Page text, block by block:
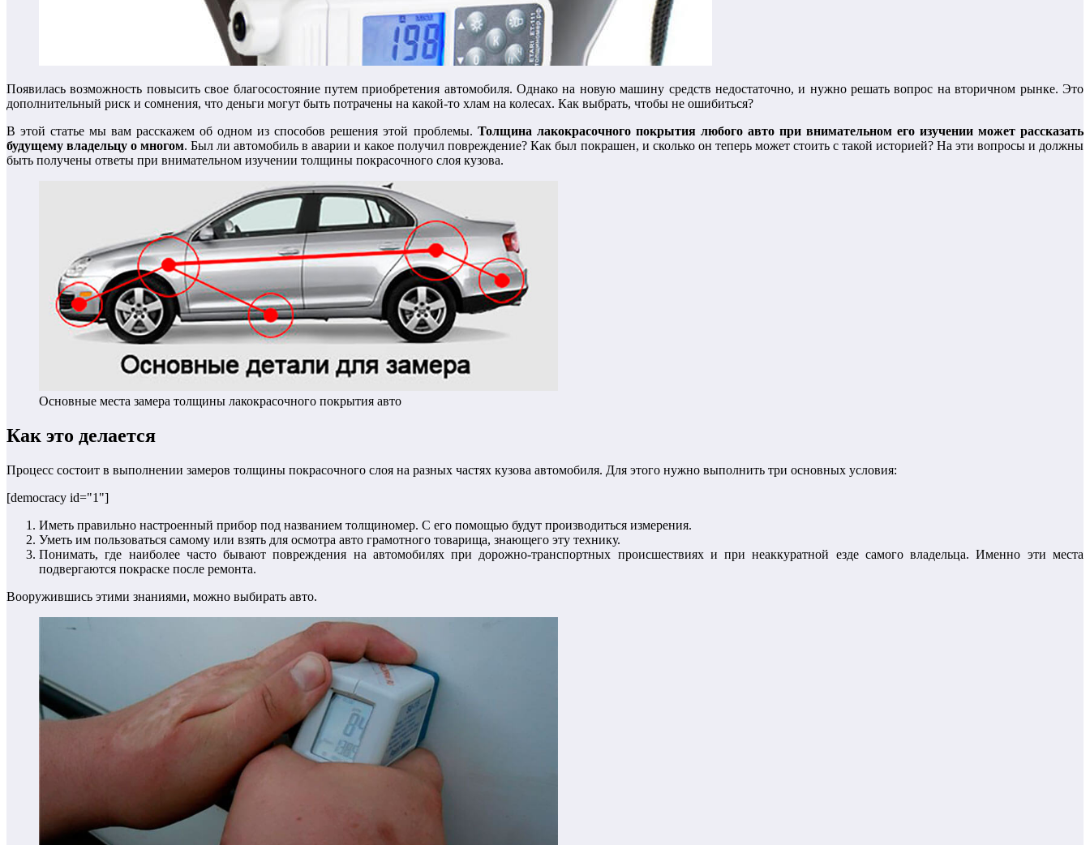
Появилась возможность повысить свое благосостояние путем приобретения автомобиля. Однако на новую машину средств недостаточно, и нужно решать вопрос на вторичном рынке. Это
дополнительный риск и сомнения, что деньги могут быть потрачены на какой-то хлам на колесах. Как выбрать, чтобы не ошибиться?
В этой статье мы вам расскажем об одном из способов решения этой проблемы. Толщина лакокрасочного покрытия любого авто при внимательном его изучении может рассказать
будущему владельцу о многом. Был ли автомобиль в аварии и какое получил повреждение? Как был покрашен, и сколько он теперь может стоить с такой историей? На эти вопросы и должны
быть получены ответы при внимательном изучении толщины покрасочного слоя кузова.
Основные места замера толщины лакокрасочного покрытия авто
Как это делается
Процесс состоит в выполнении замеров толщины покрасочного слоя на разных частях кузова автомобиля. Для этого нужно выполнить три основных условия:
[democracy id="1"]
Иметь правильно настроенный прибор под названием толщиномер. С его помощью будут производиться измерения.
Уметь им пользоваться самому или взять для осмотра авто грамотного товарища, знающего эту технику.
Понимать, где наиболее часто бывают повреждения на автомобилях при дорожно-транспортных происшествиях и при неаккуратной езде самого владельца. Именно эти места
подвергаются покраске после ремонта.
Вооружившись этими знаниями, можно выбирать авто.